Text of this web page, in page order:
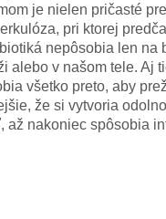
je nielen pričasté
pri ktorej
nepôsobia len na
alebo v našom tele. Aj
všetko preto, aby
že si vytvoria
nakoniec spôsobia